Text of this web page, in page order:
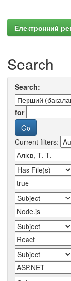
Електронний
Search
Search:
for
Current filters: